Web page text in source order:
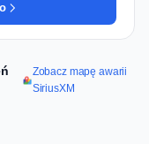
Zobacz mapę awarii
SiriusXM